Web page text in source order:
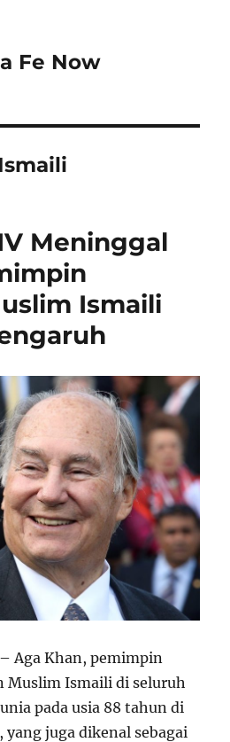
Fe Now
Meninggal
Ismaili
Aga Khan, pemimpin
Muslim Ismaili di seluruh
pada usia 88 tahun di
yang juga dikenal sebagai